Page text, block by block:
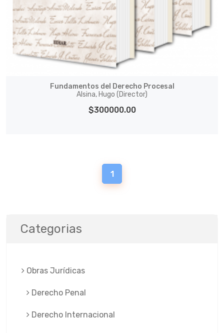
Fundamentos del Derecho Procesal
Alsina, Hugo (Director)
$300000.00
1
Categorias
Obras Jurí­dicas
Derecho Penal
Derecho Internacional